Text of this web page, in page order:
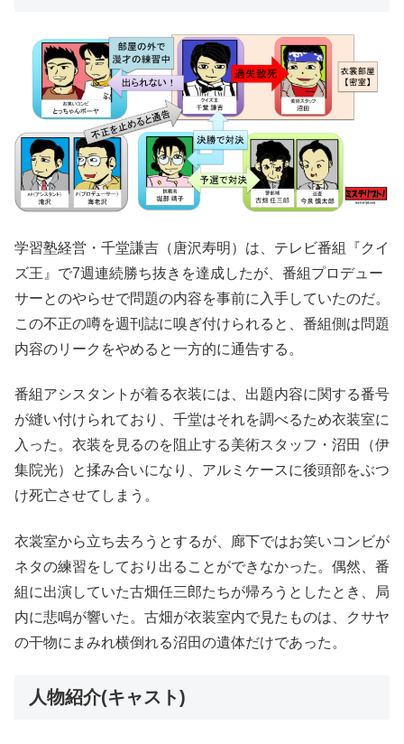
学習塾経営・千堂謙吉（唐沢寿明）は、テレビ番組『クイ
ズ王』で7週連続勝ち抜きを達成したが、番組プロデュー
サーとのやらせで問題の内容を事前に入手していたのだ。
この不正の噂を週刊誌に嗅ぎ付けられると、番組側は問題
内容のリークをやめると一方的に通告する。
番組アシスタントが着る衣装には、出題内容に関する番号
が縫い付けられており、千堂はそれを調べるため衣装室に
入った。衣装を見るのを阻止する美術スタッフ・沼田（伊
集院光）と揉み合いになり、アルミケースに後頭部をぶつ
け死亡させてしまう。
衣裳室から立ち去ろうとするが、廊下ではお笑いコンビが
ネタの練習をしており出ることができなかった。偶然、番
組に出演していた古畑任三郎たちが帰ろうとしたとき、局
内に悲鳴が響いた。古畑が衣装室内で見たものは、クサヤ
の干物にまみれ横倒れる沼田の遺体だけであった。
人物紹介(キャスト)